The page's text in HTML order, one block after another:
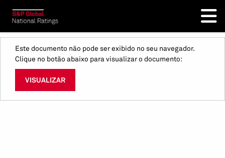
Este documento não pode ser exibido no seu navegador.
Clique no botão abaixo para visualizar o documento:
VISUALIZAR